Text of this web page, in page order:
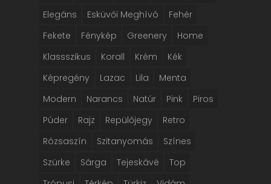
Elegáns
Esküvői Meghívó
Fehér
Fekete
Fénykép Greenery
Home
Klassszikus
Korall Krém
Kék
Képregény
Lazac Lila
Menta
Modern
Narancs Natúr Pink
Piros
Púder
Rajz Repülőjegy
Retro
Rózsaszín
Szitanyomás
Színes
Szürke
Sárga Tejeskávé
Top